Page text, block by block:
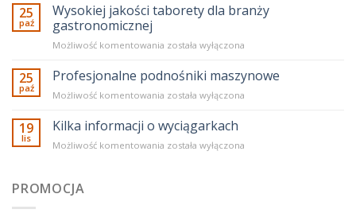
25
paź
Wysokiej jakości taborety dla branży
gastronomicznej
Możliwość komentowania Wysokiej
taborety
dla
branży
została wyłączona
25
paź
Profesjonalne podnośniki maszynowe
Możliwość komentowania Profesjonalne
maszynowe
została wyłączona
19
lis
Kilka informacji o wyciągarkach
Możliwość komentowania Kilka
została wyłączona
PROMOCJA